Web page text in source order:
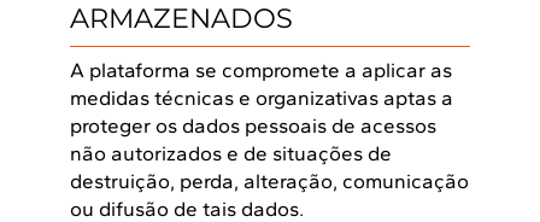
ARMAZENADOS
A plataforma se compromete a aplicar as
medidas técnicas e organizativas aptas a
proteger os dados pessoais de acessos
não autorizados e de situações de
destruição, perda, alteração, comunicação
ou difusão de tais dados.